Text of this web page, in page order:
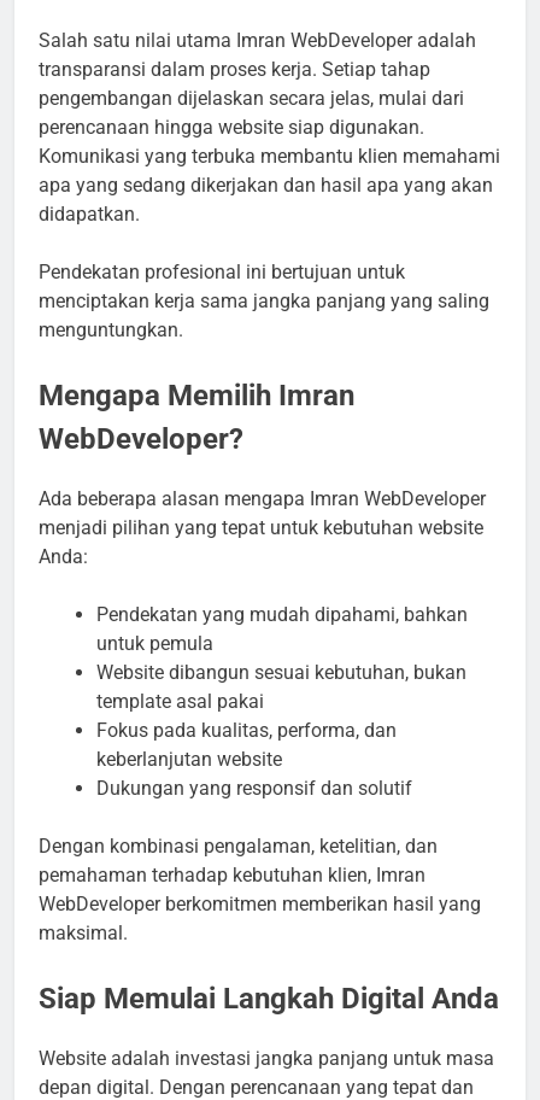
Salah satu nilai utama Imran WebDeveloper adalah
transparansi dalam proses kerja. Setiap tahap
pengembangan dijelaskan secara jelas, mulai dari
perencanaan hingga website siap digunakan.
Komunikasi yang terbuka membantu klien memahami
apa yang sedang dikerjakan dan hasil apa yang akan
didapatkan.
Pendekatan profesional ini bertujuan untuk
menciptakan kerja sama jangka panjang yang saling
menguntungkan.
Mengapa Memilih Imran
WebDeveloper?
Ada beberapa alasan mengapa Imran WebDeveloper
menjadi pilihan yang tepat untuk kebutuhan website
Anda:
Pendekatan yang mudah dipahami, bahkan
untuk pemula
Website dibangun sesuai kebutuhan, bukan
template asal pakai
Fokus pada kualitas, performa, dan
keberlanjutan website
Dukungan yang responsif dan solutif
Dengan kombinasi pengalaman, ketelitian, dan
pemahaman terhadap kebutuhan klien, Imran
WebDeveloper berkomitmen memberikan hasil yang
maksimal.
Siap Memulai Langkah Digital Anda
Website adalah investasi jangka panjang untuk masa
depan digital. Dengan perencanaan yang tepat dan